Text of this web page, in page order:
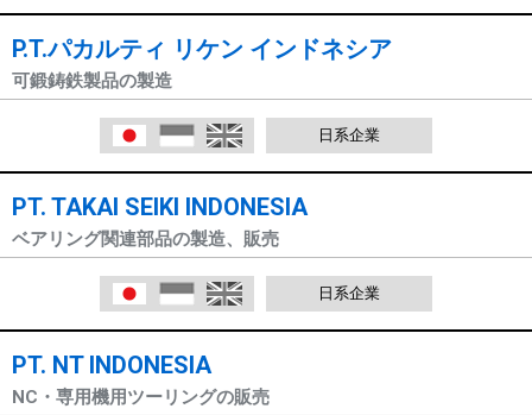
P.T.パカルティ リケン インドネシア
可鍛鋳鉄製品の製造
日本語 Indonesia 日系企業
PT. TAKAI SEIKI INDONESIA
ベアリング関連部品の製造、販売
日本語 Indonesia 日系企業
PT. NT INDONESIA
NC・専用機用ツーリングの販売